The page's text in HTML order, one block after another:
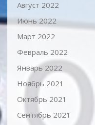
Август 2022
Июнь 2022
Март 2022
Февраль 2022
Январь 2022
Ноябрь 2021
Октябрь 2021
Сентябрь 2021